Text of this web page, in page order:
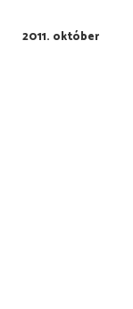
2011. október